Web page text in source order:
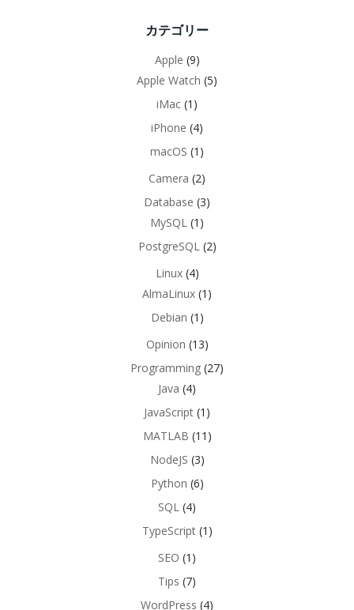
カテゴリー
Apple (9)
Apple Watch (5)
iMac (1)
iPhone (4)
macOS (1)
Camera (2)
Database (3)
MySQL (1)
PostgreSQL (2)
Linux(4)
AlmaLinux (1)
Debian (1)
Opinion (13)
Programming (27)
Java (4)
JavaScript (1)
MATLAB (11)
NodeJS (3)
Python (6)
SQL (4)
TypeScript(1)
SEO (1)
Tips (7)
WordPress (4)